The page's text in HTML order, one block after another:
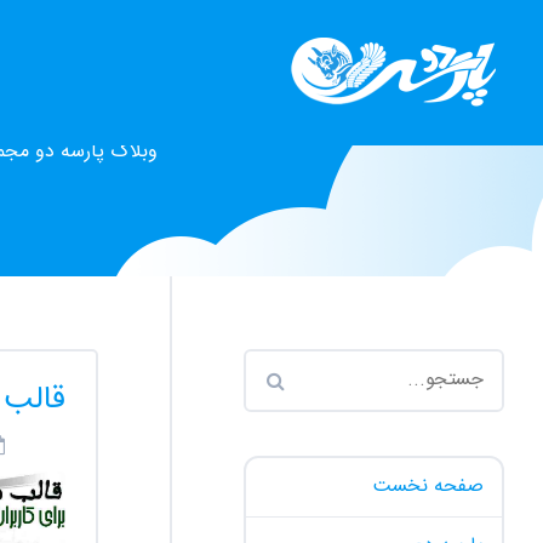
وبلاگ پارسه دو
صفحه نخست